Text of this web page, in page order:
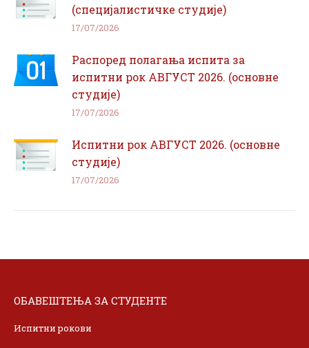
(специјалистичке студије)
17/07/2026
Распоред полагања испита за
испитни рок АВГУСТ 2026. (основне
студије)
17/07/2026
Испитни рок АВГУСТ 2026. (основне
студије)
17/07/2026
ОБАВЕШТЕЊА ЗА СТУДЕНТЕ
Испитни рокови